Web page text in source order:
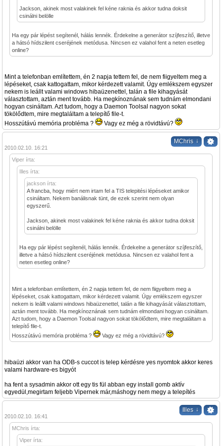
Jackson, akinek most valakinek fel kéne raknia és akkor tudna doksit
csinálni belölle
Ha egy pár lépést segítenél, hálás lennék. Érdekelne a generátor szíjfeszítő, illetve
a hátsó hídszilent cseréjének metódusa. Nincsen ez valahol fent a neten esetleg
online?
Mint a telefonban említettem, én 2 napja tettem fel, de nem fiigyeltem meg a
lépéseket, csak kattogattam, mikor kérdezett valamit. Úgy emlékszem egyszer
nekem is leállt valami windows hibaüzenettel, talán a file kihagyását
választottam, aztán ment tovább. Ha megkínoznának sem tudnám elmondani
hogyan csináltam. Azt tudom, hogy a Daemon Toolsal nagyon sokat
tökölődtem, mire megtaláltam a telepítő file-t.
Hosszútávú memória probléma ?
Vagy ez még a rövidtávú?
MChris ↓
2010.02.10. 16:21
Viper írta:
Illes írta:
jackson írta:
A francba, hogy miért nem irtam fel a TIS telepitési lépéseket amikor
csináltam. Nekem banálisnak tünt, de ezek szerint nem olyan
egyszerű.
Jackson, akinek most valakinek fel kéne raknia és akkor tudna doksit
csinálni belölle
Ha egy pár lépést segítenél, hálás lennék. Érdekelne a generátor szíjfeszítő,
illetve a hátsó hídszilent cseréjének metódusa. Nincsen ez valahol fent a
neten esetleg online?
Mint a telefonban említettem, én 2 napja tettem fel, de nem fiigyeltem meg a
lépéseket, csak kattogattam, mikor kérdezett valamit. Úgy emlékszem egyszer
nekem is leállt valami windows hibaüzenettel, talán a file kihagyását választottam,
aztán ment tovább. Ha megkínoznának sem tudnám elmondani hogyan csináltam.
Azt tudom, hogy a Daemon Toolsal nagyon sokat tökölődtem, mire megtaláltam a
telepítő file-t.
Hosszútávú memória probléma ?
Vagy ez még a rövidtávú?
hibaüzi akkor van ha ODB-s cuccot is telep kérdésre yes nyomtok akkor keres
valami hardware-es bigyót
ha fent a sysadmin akkor ott egy tis fül abban egy install gomb aktív
egyedül,megirtam feljebb Vipernek már,máshogy nem megy a telepítés
Illes ↓
2010.02.10. 16:41
MChris írta:
Viper írta: